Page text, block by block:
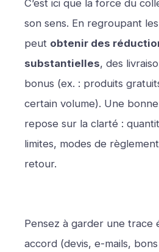
C’est ici que la force du
son sens. En regroupant
peut obtenir des
substantielles, des
bonus (ex. : produits
certain volume). Une
repose sur la clarté :
limites, modes de
retour.
Pensez à garder une trace
accord (devis, e-mails,